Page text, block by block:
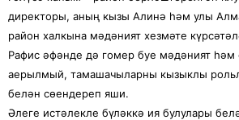
директоры, аның кызы Алинә һәм улы
район халкына мәдәният хезмәте
Рафис әфәнде дә гомер буе мәдәният һәм
аерылмый, тамашачыларны кызыклы
белән сөендереп яши.
Әлеге истәлекле бүләккә ия булулары